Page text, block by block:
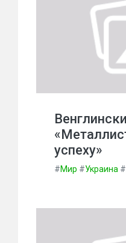
успеху»
#Мир #Украина #